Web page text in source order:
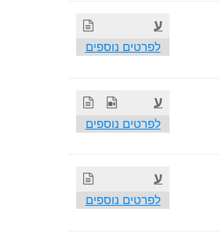
ע
לפרטים נוספים
ע
לפרטים נוספים
ע
לפרטים נוספים